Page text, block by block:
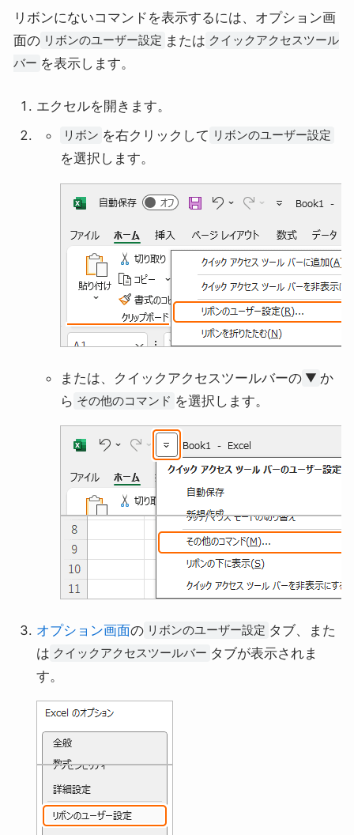
リボンにないコマンドを表示するには、オプション画
面の リボンのユーザー設定 または クイックアクセスツール
バー を表示します。
エクセルを開きます。
リボン を右クリックして リボンのユーザー設定
を選択します。
または、クイックアクセスツールバーの ▼ か
ら その他のコマンド を選択します。
オプション画面の リボンのユーザー設定 タブ、また
は クイックアクセスツールバー タブが表示されま
す。